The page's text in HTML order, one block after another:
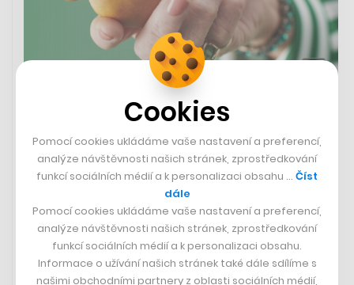
IKEA zařadila do nabídky nový hot
dog bez masa
Po nákupu v obchodním domě IKEA se dosud mohli
vegani a vegetariáni posilnit zeleninovým hot-dogem.
Nově si mohou dát bezmasou alternativu, která tu
klasickou připomíná co do chuti i struktury a stojí 25
korun. Masové hot dogy totiž mívají zpravidla „střívko“,
díky němuž to při kousnutí pěkně křupne. U bezmasého
hot dogu tak bylo snahou docílit podobného křupnutí.
Cookies
Pomocí cookies ukládáme vaše nastavení a preferencí,
analýze návštěvnosti našich stránek, zprostředkování
funkcí sociálních médií a k personalizaci obsahu … Číst
dále
Pomocí cookies ukládáme vaše nastavení a preferencí,
analýze návštěvnosti našich stránek, zprostředkování
funkcí sociálních médií a k personalizaci obsahu.
Informace o užívání našich stránek také dále sdílíme s
našimi obchodními partnery z oblasti sociálních médií,